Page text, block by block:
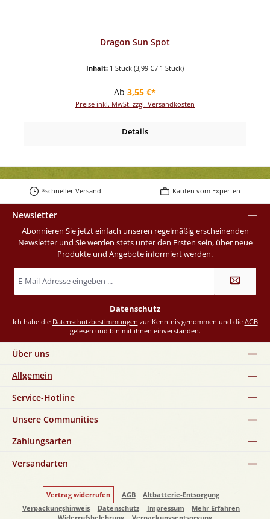
Dragon Sun Spot
Inhalt: 1 Stück (3,99 € / 1 Stück)
Regulärer Preis:
Ab 3,55 €*
Preise inkl. MwSt. zzgl. Versandkosten
Details
*schneller Versand Kaufen vom Experten
Newsletter
Abonnieren Sie jetzt einfach unseren regelmäßig erscheinenden
Newsletter und Sie werden stets unter den Ersten sein, über neue
Produkte und Angebote informiert werden.
E-
Mail-
Datenschutz
Ich habe die Datenschutzbestimmungen zur Kenntnis genommen und die AGB
gelesen und bin mit ihnen einverstanden.
Über uns
Allgemein
Service-Hotline
Unsere Communities
Zahlungsarten
Versandarten
Vertrag widerrufen AGB
Altbatterie-Entsorgung
Verpackungshinweis
Datenschutz Impressum
Mehr Erfahren